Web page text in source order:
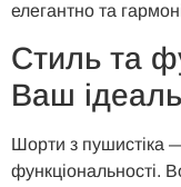
елегантно та
Стиль та
Ваш
Шорти з пушистіка
функціональності.